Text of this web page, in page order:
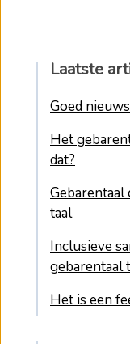
Laatste
Goed
Het
dat?
Gebarentaal
taal
Inclusieve
gebarentaal
Het is een